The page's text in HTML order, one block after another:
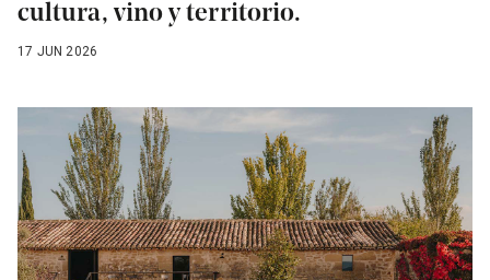
cultura, vino y territorio.
17 JUN 2026